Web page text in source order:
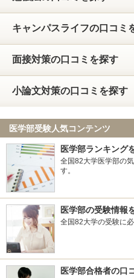
キャンパスライフの口コミ
面接対策の口コミを探す
小論文対策の口コミを探す
医学部受験人気コンテンツ
医学部ランキング
全国82大学医学部の
す。
医学部の受験情報
全国82大学の受験に
医学部合格者の口